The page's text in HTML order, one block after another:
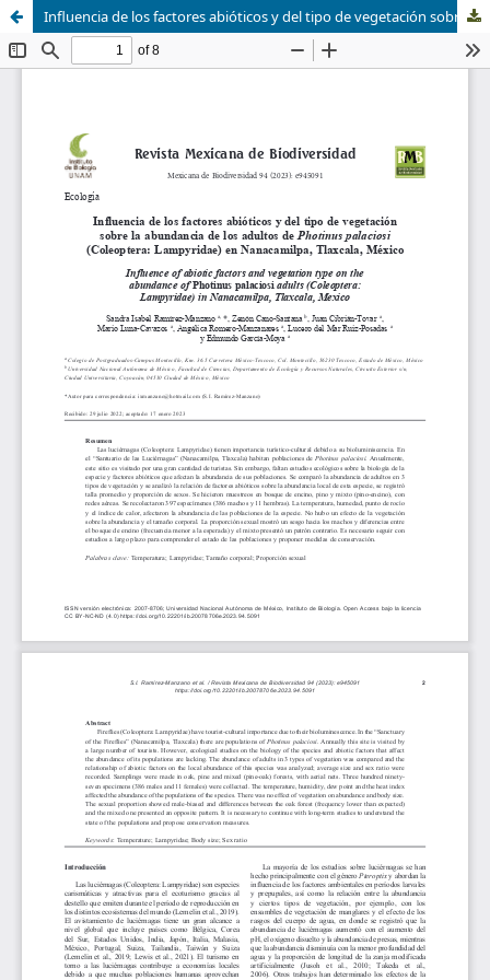
Influencia de los factores abióticos y del tipo de vegetación sobre la abundancia de los adultos de Photinus palaciosi (Coleoptera: Lampyridae) en Nanacamilpa, Tlaxcala, México